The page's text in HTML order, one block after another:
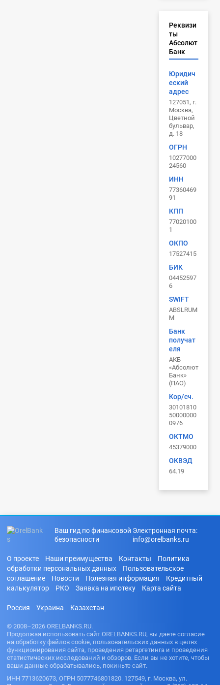
Реквизи
ты
Абсолют
Банк
Юридич
еский
адрес
127051, г.
Москва,
Цветной
бульвар,
д. 18
ОГРН
10277000
24560
ИНН
77360469
91
КПП
77020100
1
ОКПО
17527415
БИК
04452597
6
SWIFT
ABSLRUM
M
Банк
получат
еля
АКБ
«Абсолют
Банк»
(ПАО)
Кор/сч.
30101810
50000000
0976
ОКТМО
45379000
ОКВЭД
64.19
Ваш гид по финансовой
безопасности
Электронная почта:
info@orelbanks.ru
О проекте Наши преимущества Контакты
Политика
обработки персональных данных
Пользовательское
соглашение
Новости Полезная информация
Кредитный
калькулятор
РКО Заявка на ипотеку Карта сайта
Россия Украина Казахстан
© 2008–2026 ORELBANKS.RU.
Продолжая использовать сайт ORELBANKS.RU, вы даете согласие
на обработку файлов cookie, пользовательских данных в целях
функционирования сайта, проведения ретаргетинга и проведения
статистических исследований и обзоров. Если вы не хотите, чтобы
ваши данные обрабатывались, покиньте сайт.
ИНН 7713620673, ОГРН 5077746801820. 127549, г. Москва, ул.